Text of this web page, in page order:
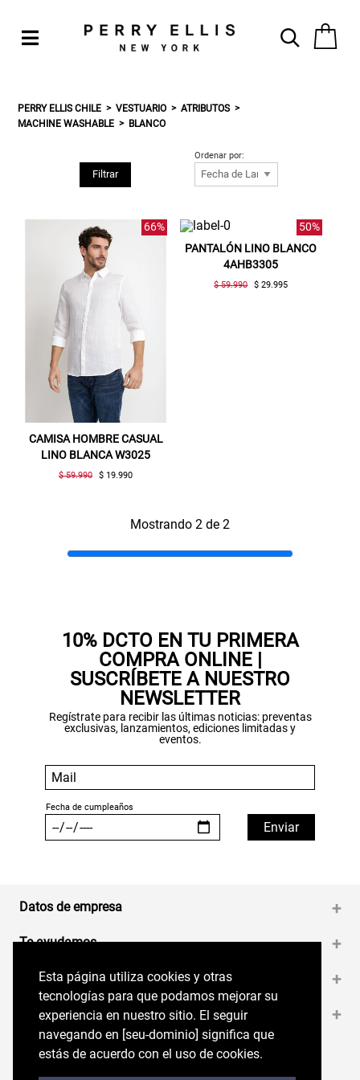
Esta página utiliza cookies y otras
tecnologías para que podamos mejorar su
experiencia en nuestro sitio. El seguir
navegando en perryellis.cl significa que estás
de acuerdo con el uso de cookies.
Esta página utiliza cookies y otras
tecnologías para que podamos mejorar su
experiencia en nuestro sitio. El seguir
navegando en [seu-dominio] significa que
estás de acuerdo con el uso de cookies.
PERRY ELLIS CHILE VESTUARIO
ATRIBUTOS
MACHINE WASHABLE
BLANCO
Filtrar
Ordenar por:
66%
CAMISA HOMBRE CASUAL
LINO BLANCA W3025
$ 59.990 $ 19.990
50%
PANTALÓN LINO BLANCO
4AHB3305
$ 59.990 $ 29.995
Mostrando 2 de 2
10% DCTO EN TU PRIMERA
COMPRA ONLINE |
SUSCRÍBETE A NUESTRO
NEWSLETTER
Regístrate para recibir las últimas noticias: preventas
exclusivas, lanzamientos, ediciones limitadas y
eventos.
Gracias por inscribirte!
Datos de empresa +
Te ayudamos +
Medios de pago +
Contáctanos +
Síguenos en nuestras RRSS